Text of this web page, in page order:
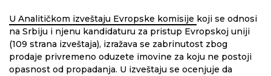
U Analitičkom izveštaju Evropske komisije koji se odnosi
na Srbiju i njenu kandidaturu za pristup Evropskoj uniji
(109 strana izveštaja), izražava se zabrinutost zbog
prodaje privremeno oduzete imovine za koju ne postoji
opasnost od propadanja. U izveštaju se ocenjuje da